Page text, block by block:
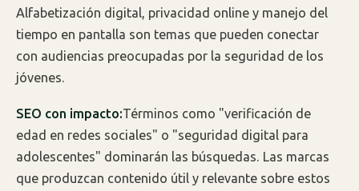
Alfabetización digital, privacidad online y manejo del
tiempo en pantalla son temas que pueden conectar
con audiencias preocupadas por la seguridad de los
jóvenes.
SEO con impacto:Términos como "verificación de
edad en redes sociales" o "seguridad digital para
adolescentes" dominarán las búsquedas. Las marcas
que produzcan contenido útil y relevante sobre estos